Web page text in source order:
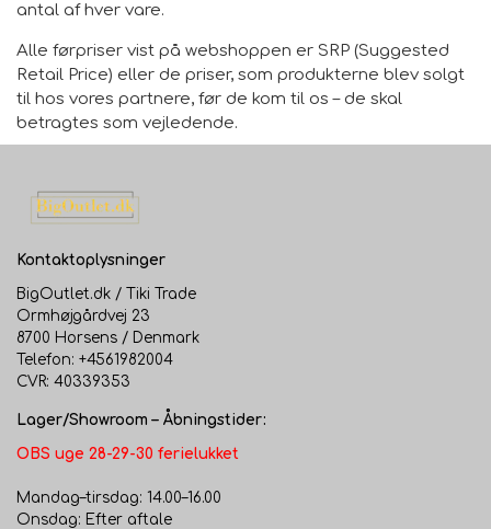
antal af hver vare.
Alle førpriser vist på webshoppen er SRP (Suggested
Retail Price) eller de priser, som produkterne blev solgt
til hos vores partnere, før de kom til os – de skal
betragtes som vejledende.
Kontaktoplysninger
BigOutlet.dk / Tiki Trade
Ormhøjgårdvej 23
8700 Horsens / Denmark
Telefon: +4561982004
CVR: 40339353
Lager/Showroom – Åbningstider:
OBS uge 28-29-30 ferielukket
Mandag–tirsdag: 14.00–16.00
Onsdag: Efter aftale